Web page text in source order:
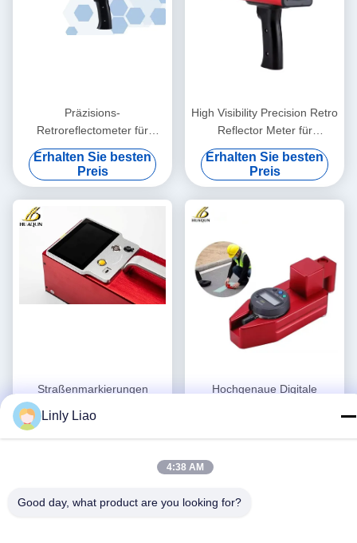
Präzisions-
Retroreflectometer für
Verkehrszeichen mit
mehreren Winkeln /
Handretroreflectometer
Erhalten Sie besten
Preis
High Visibility Precision Retro
Reflector Meter für
Straßenverkehrszeichen
Erhalten Sie besten
Preis
Straßenmarkierungen
Retroreflectometer für
regnerische Nächte und
Nächte
Erhalten Sie besten
Hochgenaue Digitale
Linly Liao
4:38 AM
Good day, what product are you looking for?